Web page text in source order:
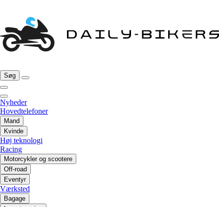
Søg
Nyheder
Hovedtelefoner
Mand
Kvinde
Høj teknologi
Racing
Motorcykler og scootere
Off-road
Eventyr
Værksted
Bagage